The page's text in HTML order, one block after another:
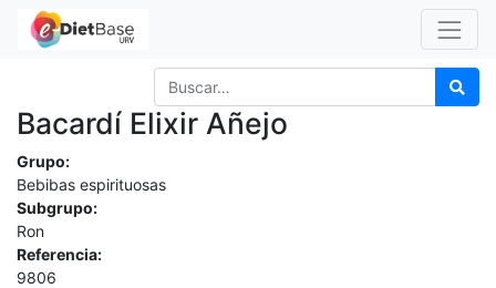
Bacardí Elixir Añejo
Grupo:
Bebibas espirituosas
Subgrupo:
Ron
Referencia:
9806